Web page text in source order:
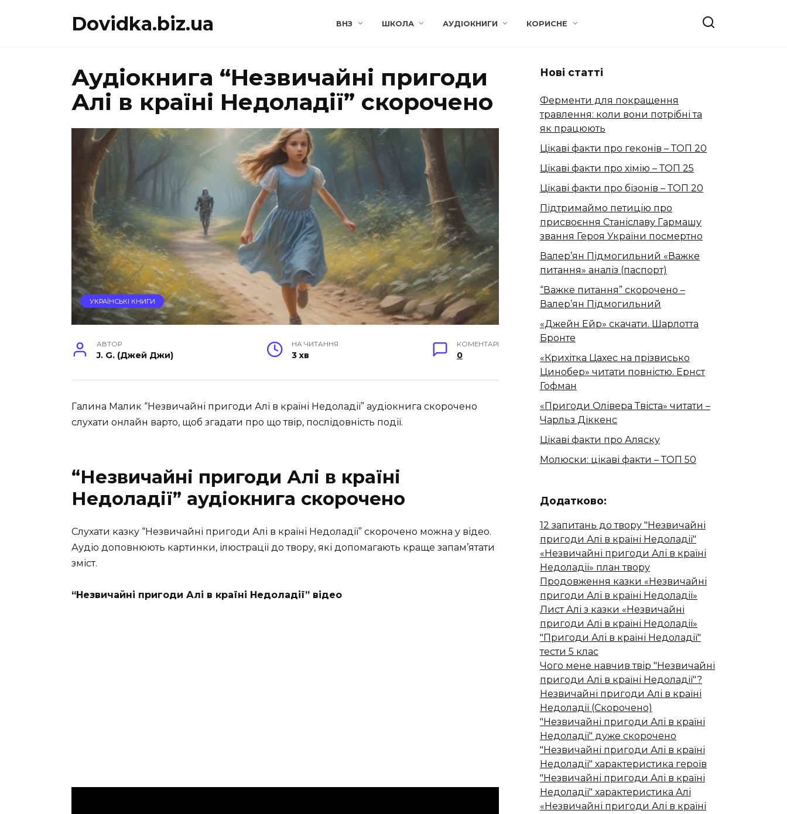
Dovidka.biz.ua ВНЗ ШКОЛА АУДІОКНИГИ КОРИСНЕ
Аудіокнига “Незвичайні пригоди
Алі в країні Недоладії” скорочено
УКРАЇНСЬКІ КНИГИ
АВТОР
J. G. (Джей Джи)
НА ЧИТАННЯ
3 хв
КОМЕНТАРІ
0
Галина Малик “Незвичайні пригоди Алі в країні Недоладії” аудіокнига скорочено
слухати онлайн варто, щоб згадати про що твір, послідовність події.
“Незвичайні пригоди Алі в країні
Недоладії” аудіокнига скорочено
Слухати казку “Незвичайні пригоди Алі в країні Недоладії” скорочено можна у відео.
Аудіо доповнюють картинки, ілюстрації до твору, які допомагають краще запам’ятати
зміст.
“Незвичайні пригоди Алі в країні Недоладії” відео
Нові статті
Ферменти для покращення
травлення: коли вони потрібні та
як працюють
Цікаві факти про геконів – ТОП 20
Цікаві факти про хімію – ТОП 25
Цікаві факти про бізонів – ТОП 20
Підтримаймо петицію про
присвоєння Станіславу Гармашу
звання Героя України посмертно
Валер’ян Підмогильний «Важке
питання» аналіз (паспорт)
“Важке питання” скорочено –
Валер’ян Підмогильний
«Джейн Ейр» скачати. Шарлотта
Бронте
«Крихітка Цахес на прізвисько
Цинобер» читати повністю. Ернст
Гофман
«Пригоди Олівера Твіста» читати –
Чарльз Діккенс
Цікаві факти про Аляску
Молюски: цікаві факти – ТОП 50
Додатково:
12 запитань до твору "Незвичайні
пригоди Алі в країні Недоладії"
«Незвичайні пригоди Алі в країні
Недоладії» план твору
Продовження казки «Незвичайні
пригоди Алі в країні Недоладії»
Лист Алі з казки «Незвичайні
пригоди Алі в країні Недоладії»
"Пригоди Алі в країні Недоладії"
тести 5 клас
Чого мене навчив твір "Незвичайні
пригоди Алі в країні Недоладії"?
Незвичайні пригоди Алі в країні
Недоладії (Скорочено)
"Незвичайні пригоди Алі в країні
Недоладії" дуже скорочено
"Незвичайні пригоди Алі в країні
Недоладії" характеристика героїв
"Незвичайні пригоди Алі в країні
Недоладії" характеристика Алі
«Незвичайні пригоди Алі в країні